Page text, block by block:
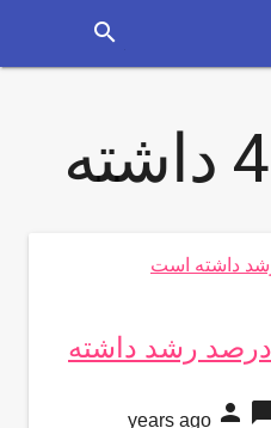
search
4 داشته
پوشش تحصیلی 4 درصد رشد داشته
person